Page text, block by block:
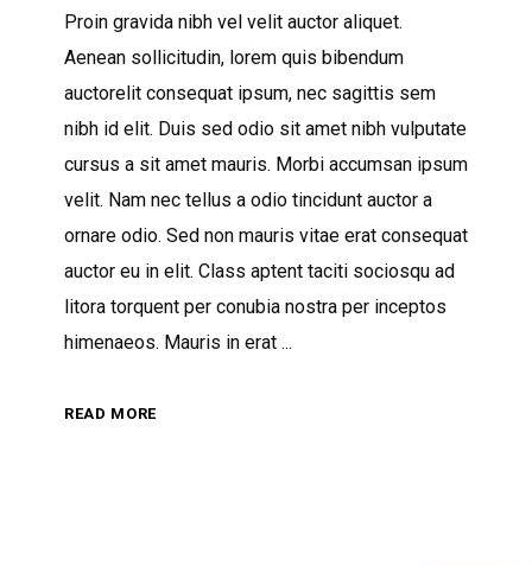
Proin gravida nibh vel velit auctor aliquet.
Aenean sollicitudin, lorem quis bibendum
auctorelit consequat ipsum, nec sagittis sem
nibh id elit. Duis sed odio sit amet nibh vulputate
cursus a sit amet mauris. Morbi accumsan ipsum
velit. Nam nec tellus a odio tincidunt auctor a
ornare odio. Sed non mauris vitae erat consequat
auctor eu in elit. Class aptent taciti sociosqu ad
litora torquent per conubia nostra per inceptos
himenaeos. Mauris in erat
READ MORE